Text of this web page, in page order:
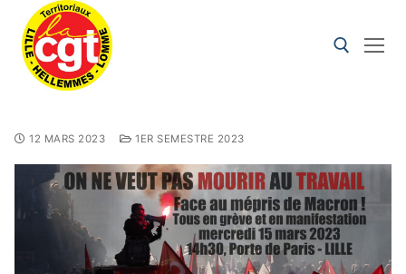
12 MARS 2023 1ER SEMESTRE 2023